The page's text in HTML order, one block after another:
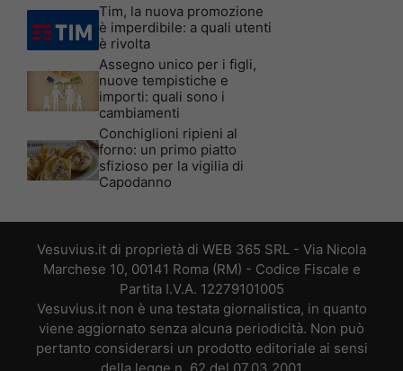
Tim, la nuova promozione
è imperdibile: a quali utenti
è rivolta
Assegno unico per i figli,
nuove tempistiche e
importi: quali sono i
cambiamenti
Conchiglioni ripieni al
forno: un primo piatto
sfizioso per la vigilia di
Capodanno
Vesuvius.it di proprietà di WEB 365 SRL - Via Nicola
Marchese 10, 00141 Roma (RM) - Codice Fiscale e
Partita I.V.A. 12279101005
Vesuvius.it non è una testata giornalistica, in quanto
viene aggiornato senza alcuna periodicità. Non può
pertanto considerarsi un prodotto editoriale ai sensi